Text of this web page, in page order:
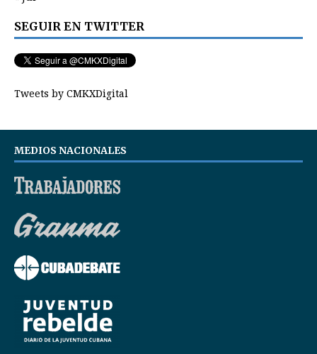
SEGUIR EN TWITTER
Tweets by CMKXDigital
MEDIOS NACIONALES